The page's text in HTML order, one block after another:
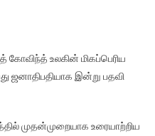
கோவிந்த் உலகின் மிகப்பெரிய
ஜனாதிபதியாக இன்று பதவி
முதன்முறையாக உரையாற்றிய